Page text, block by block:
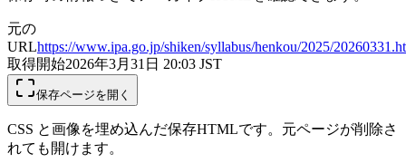
元の
URLhttps://www.ipa.go.jp/shiken/syllabus/henkou/2025/
取得開始2026年3月31日 20:03 JST
保存ページを開く
CSS と画像を埋め込んだ保存HTMLです。元ページが削除さ
れても開けます。